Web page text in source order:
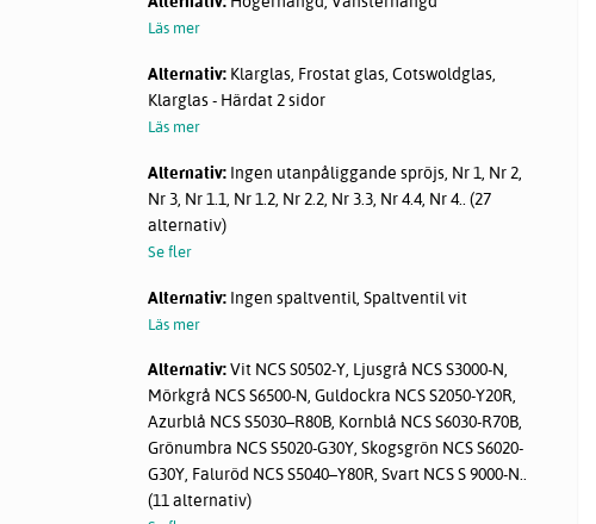
Läs mer
Alternativ: Klarglas, Frostat glas, Cotswoldglas,
Klarglas - Härdat 2 sidor
Läs mer
Alternativ: Ingen utanpåliggande spröjs, Nr 1, Nr 2,
Nr 3, Nr 1.1, Nr 1.2, Nr 2.2, Nr 3.3, Nr 4.4, Nr 4.. (27
alternativ)
Se fler
Alternativ: Ingen spaltventil, Spaltventil vit
Läs mer
Alternativ:Vit NCS S0502-Y, Ljusgrå NCS S3000-N,
Mörkgrå NCS S6500-N, Guldockra NCS S2050-Y20R,
Azurblå NCS S5030–R80B, Kornblå NCS S6030-R70B,
Grönumbra NCS S5020-G30Y, Skogsgrön NCS S6020-
G30Y, Faluröd NCS S5040–Y80R, Svart NCS S 9000-N..
(11 alternativ)